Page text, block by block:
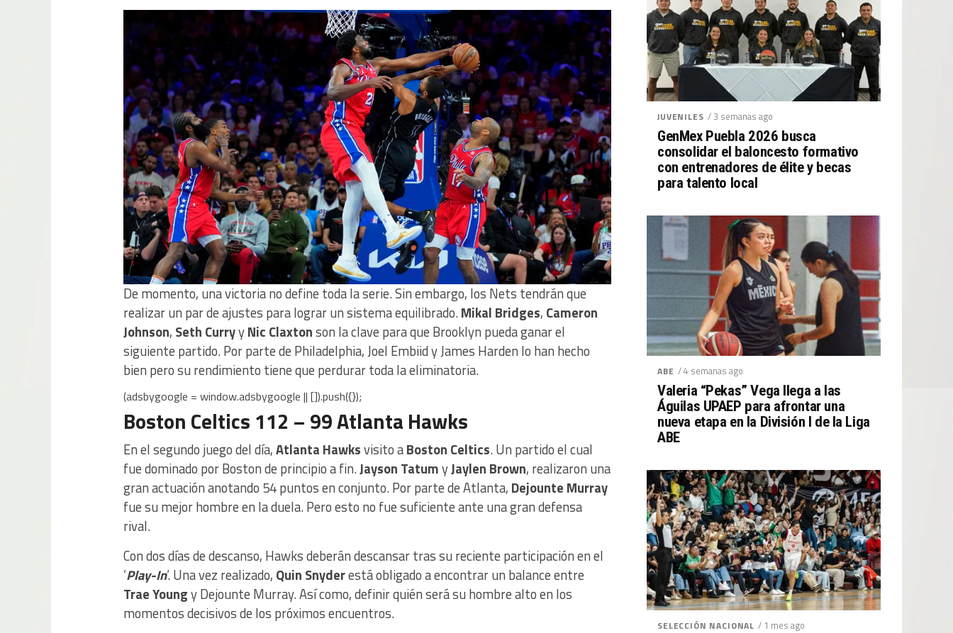
De momento, una victoria no define toda la serie. Sin embargo, los Nets tendrán que
realizar un par de ajustes para lograr un sistema equilibrado.Mikal Bridges, Cameron
Johnson, Seth CurryyNic Claxtonson la clave para que Brooklyn pueda ganar el
siguiente partido. Por parte de Philadelphia, Joel Embiid y James Harden lo han hecho
bien pero su rendimiento tiene que perdurar toda la eliminatoria.
(adsbygoogle = window.adsbygoogle || []).push({});
Boston Celtics 112 – 99 Atlanta Hawks
En el segundo juego del día,Atlanta Hawksvisito aBoston Celtics. Un partido el cual
fue dominado por Boston de principio a fin.Jayson TatumyJaylen Brown, realizaron una
gran actuación anotando 54 puntos en conjunto. Por parte de Atlanta, Dejounte Murray
fue su mejor hombre en la duela. Pero esto no fue suficiente ante una gran defensa
rival.
Con dos días de descanso, Hawks deberán descansar tras su reciente participación en el
‘Play-In‘. Una vez realizado, Quin Snyderestá obligado a encontrar un balance entre
Trae Youngy Dejounte Murray. Así como, definir quién será su hombre alto en los
momentos decisivos de los próximos encuentros.
JUVENILES / 3 semanas ago
GenMex Puebla 2026 busca
consolidar el baloncesto formativo
con entrenadores de élite y becas
para talento local
ABE / 4 semanas ago
Valeria “Pekas” Vega llega a las
Águilas UPAEP para afrontar una
nueva etapa en la División I de la Liga
ABE
SELECCIÓN NACIONAL / 1 mes ago